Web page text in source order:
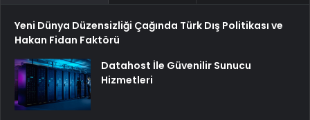
Yeni Dünya Düzensizliği Çağında Türk Dış Politikası ve
Hakan Fidan Faktörü
Datahost İle Güvenilir Sunucu
Hizmetleri